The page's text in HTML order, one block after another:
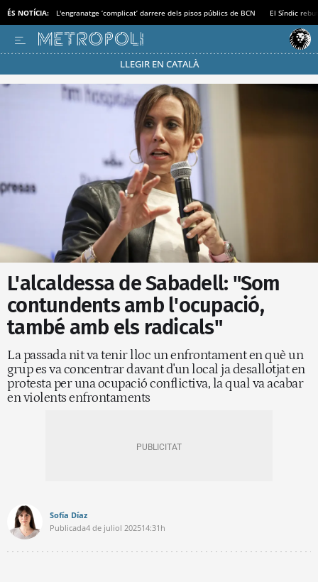
ÉS NOTÍCIA: L'engranatge ‘complicat’ darrere dels pisos públics de BCN El Síndic
LLEGIR EN CATALÀ
Passa’t al mode estalvi
L'alcaldessa de Sabadell: "Som
contundents amb l'ocupació,
també amb els radicals"
La passada nit va tenir lloc un enfrontament en què un
grup es va concentrar davant d'un local ja desallotjat en
protesta per una ocupació conflictiva, la qual va acabar
en violents enfrontaments
Sofía Díaz
Publicada4 de juliol 202514:31h